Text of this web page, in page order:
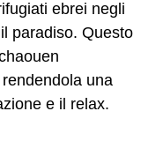
ebrei negli
paradiso. Questo
una
e il relax.